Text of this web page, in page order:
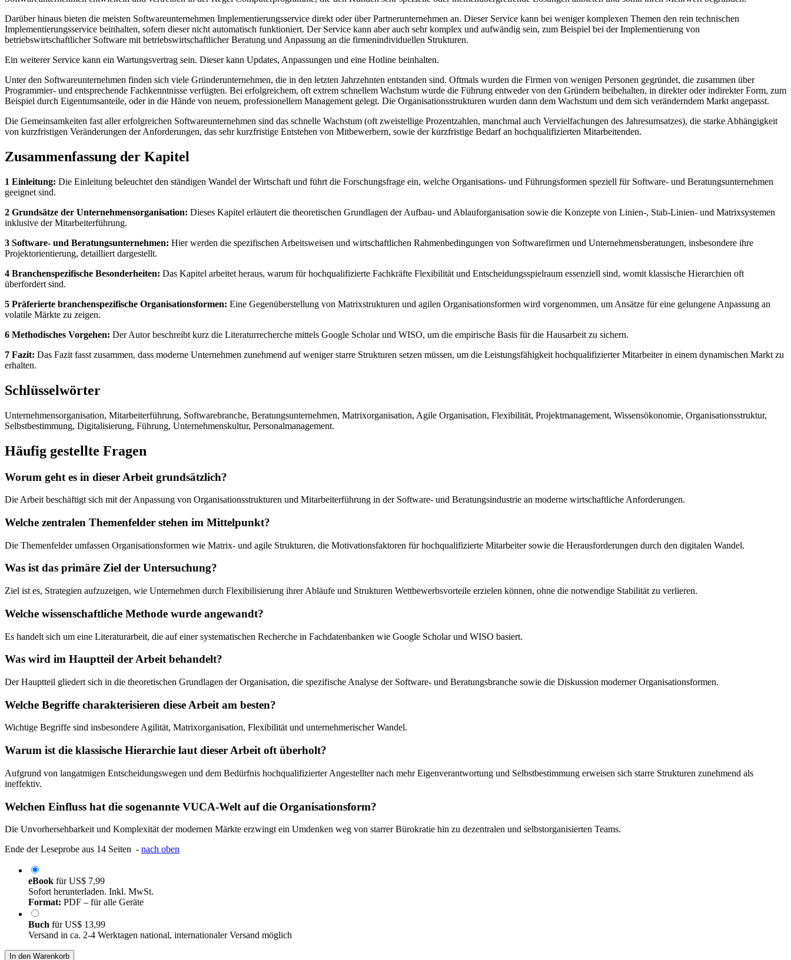
Darüber hinaus bieten die meisten Softwareunternehmen Implementierungsservice direkt oder über Partnerunternehmen an. Dieser Service kann bei weniger komplexen Themen den rein technischen
Implementierungsservice beinhalten, sofern dieser nicht automatisch funktioniert. Der Service kann aber auch sehr komplex und aufwändig sein, zum Beispiel bei der Implementierung von
betriebswirtschaftlicher Software mit betriebswirtschaftlicher Beratung und Anpassung an die firmenindividuellen Strukturen.
Ein weiterer Service kann ein Wartungsvertrag sein. Dieser kann Updates, Anpassungen und eine Hotline beinhalten.
Unter den Softwareunternehmen finden sich viele Gründerunternehmen, die in den letzten Jahrzehnten entstanden sind. Oftmals wurden die Firmen von wenigen Personen gegründet, die zusammen über
Programmier- und entsprechende Fachkenntnisse verfügten. Bei erfolgreichem, oft extrem schnellem Wachstum wurde die Führung entweder von den Gründern beibehalten, in direkter oder indirekter Form, zum
Beispiel durch Eigentumsanteile, oder in die Hände von neuem, professionellem Management gelegt. Die Organisationsstrukturen wurden dann dem Wachstum und dem sich veränderndem Markt angepasst.
Die Gemeinsamkeiten fast aller erfolgreichen Softwareunternehmen sind das schnelle Wachstum (oft zweistellige Prozentzahlen, manchmal auch Vervielfachungen des Jahresumsatzes), die starke Abhängigkeit
von kurzfristigen Veränderungen der Anforderungen, das sehr kurzfristige Entstehen von Mitbewerbern, sowie der kurzfristige Bedarf an hochqualifizierten Mitarbeitenden.
Zusammenfassung der Kapitel
1 Einleitung: Die Einleitung beleuchtet den ständigen Wandel der Wirtschaft und führt die Forschungsfrage ein, welche Organisations- und Führungsformen speziell für Software- und Beratungsunternehmen
geeignet sind.
2 Grundsätze der Unternehmensorganisation: Dieses Kapitel erläutert die theoretischen Grundlagen der Aufbau- und Ablauforganisation sowie die Konzepte von Linien-, Stab-Linien- und Matrixsystemen
inklusive der Mitarbeiterführung.
3 Software- und Beratungsunternehmen: Hier werden die spezifischen Arbeitsweisen und wirtschaftlichen Rahmenbedingungen von Softwarefirmen und Unternehmensberatungen, insbesondere ihre
Projektorientierung, detailliert dargestellt.
4 Branchenspezifische Besonderheiten: Das Kapitel arbeitet heraus, warum für hochqualifizierte Fachkräfte Flexibilität und Entscheidungsspielraum essenziell sind, womit klassische Hierarchien oft
überfordert sind.
5 Präferierte branchenspezifische Organisationsformen: Eine Gegenüberstellung von Matrixstrukturen und agilen Organisationsformen wird vorgenommen, um Ansätze für eine gelungene Anpassung an
volatile Märkte zu zeigen.
6 Methodisches Vorgehen: Der Autor beschreibt kurz die Literaturrecherche mittels Google Scholar und WISO, um die empirische Basis für die Hausarbeit zu sichern.
7 Fazit: Das Fazit fasst zusammen, dass moderne Unternehmen zunehmend auf weniger starre Strukturen setzen müssen, um die Leistungsfähigkeit hochqualifizierter Mitarbeiter in einem dynamischen Markt zu
erhalten.
Schlüsselwörter
Unternehmensorganisation, Mitarbeiterführung, Softwarebranche, Beratungsunternehmen, Matrixorganisation, Agile Organisation, Flexibilität, Projektmanagement, Wissensökonomie, Organisationsstruktur,
Selbstbestimmung, Digitalisierung, Führung, Unternehmenskultur, Personalmanagement.
Häufig gestellte Fragen
Worum geht es in dieser Arbeit grundsätzlich?
Die Arbeit beschäftigt sich mit der Anpassung von Organisationsstrukturen und Mitarbeiterführung in der Software- und Beratungsindustrie an moderne wirtschaftliche Anforderungen.
Welche zentralen Themenfelder stehen im Mittelpunkt?
Die Themenfelder umfassen Organisationsformen wie Matrix- und agile Strukturen, die Motivationsfaktoren für hochqualifizierte Mitarbeiter sowie die Herausforderungen durch den digitalen Wandel.
Was ist das primäre Ziel der Untersuchung?
Ziel ist es, Strategien aufzuzeigen, wie Unternehmen durch Flexibilisierung ihrer Abläufe und Strukturen Wettbewerbsvorteile erzielen können, ohne die notwendige Stabilität zu verlieren.
Welche wissenschaftliche Methode wurde angewandt?
Es handelt sich um eine Literaturarbeit, die auf einer systematischen Recherche in Fachdatenbanken wie Google Scholar und WISO basiert.
Was wird im Hauptteil der Arbeit behandelt?
Der Hauptteil gliedert sich in die theoretischen Grundlagen der Organisation, die spezifische Analyse der Software- und Beratungsbranche sowie die Diskussion moderner Organisationsformen.
Welche Begriffe charakterisieren diese Arbeit am besten?
Wichtige Begriffe sind insbesondere Agilität, Matrixorganisation, Flexibilität und unternehmerischer Wandel.
Warum ist die klassische Hierarchie laut dieser Arbeit oft überholt?
Aufgrund von langatmigen Entscheidungswegen und dem Bedürfnis hochqualifizierter Angestellter nach mehr Eigenverantwortung und Selbstbestimmung erweisen sich starre Strukturen zunehmend als
ineffektiv.
Welchen Einfluss hat die sogenannte VUCA-Welt auf die Organisationsform?
Die Unvorhersehbarkeit und Komplexität der modernen Märkte erzwingt ein Umdenken weg von starrer Bürokratie hin zu dezentralen und selbstorganisierten Teams.
Ende der Leseprobe aus 14 Seiten - nach oben
eBook fürUS$ 7,99
Sofort herunterladen. Inkl. MwSt.
Format: PDF – für alle Geräte
Buch fürUS$ 13,99
Versand in ca. 2-4 Werktagen national, internationaler Versand möglich
In den Warenkorb